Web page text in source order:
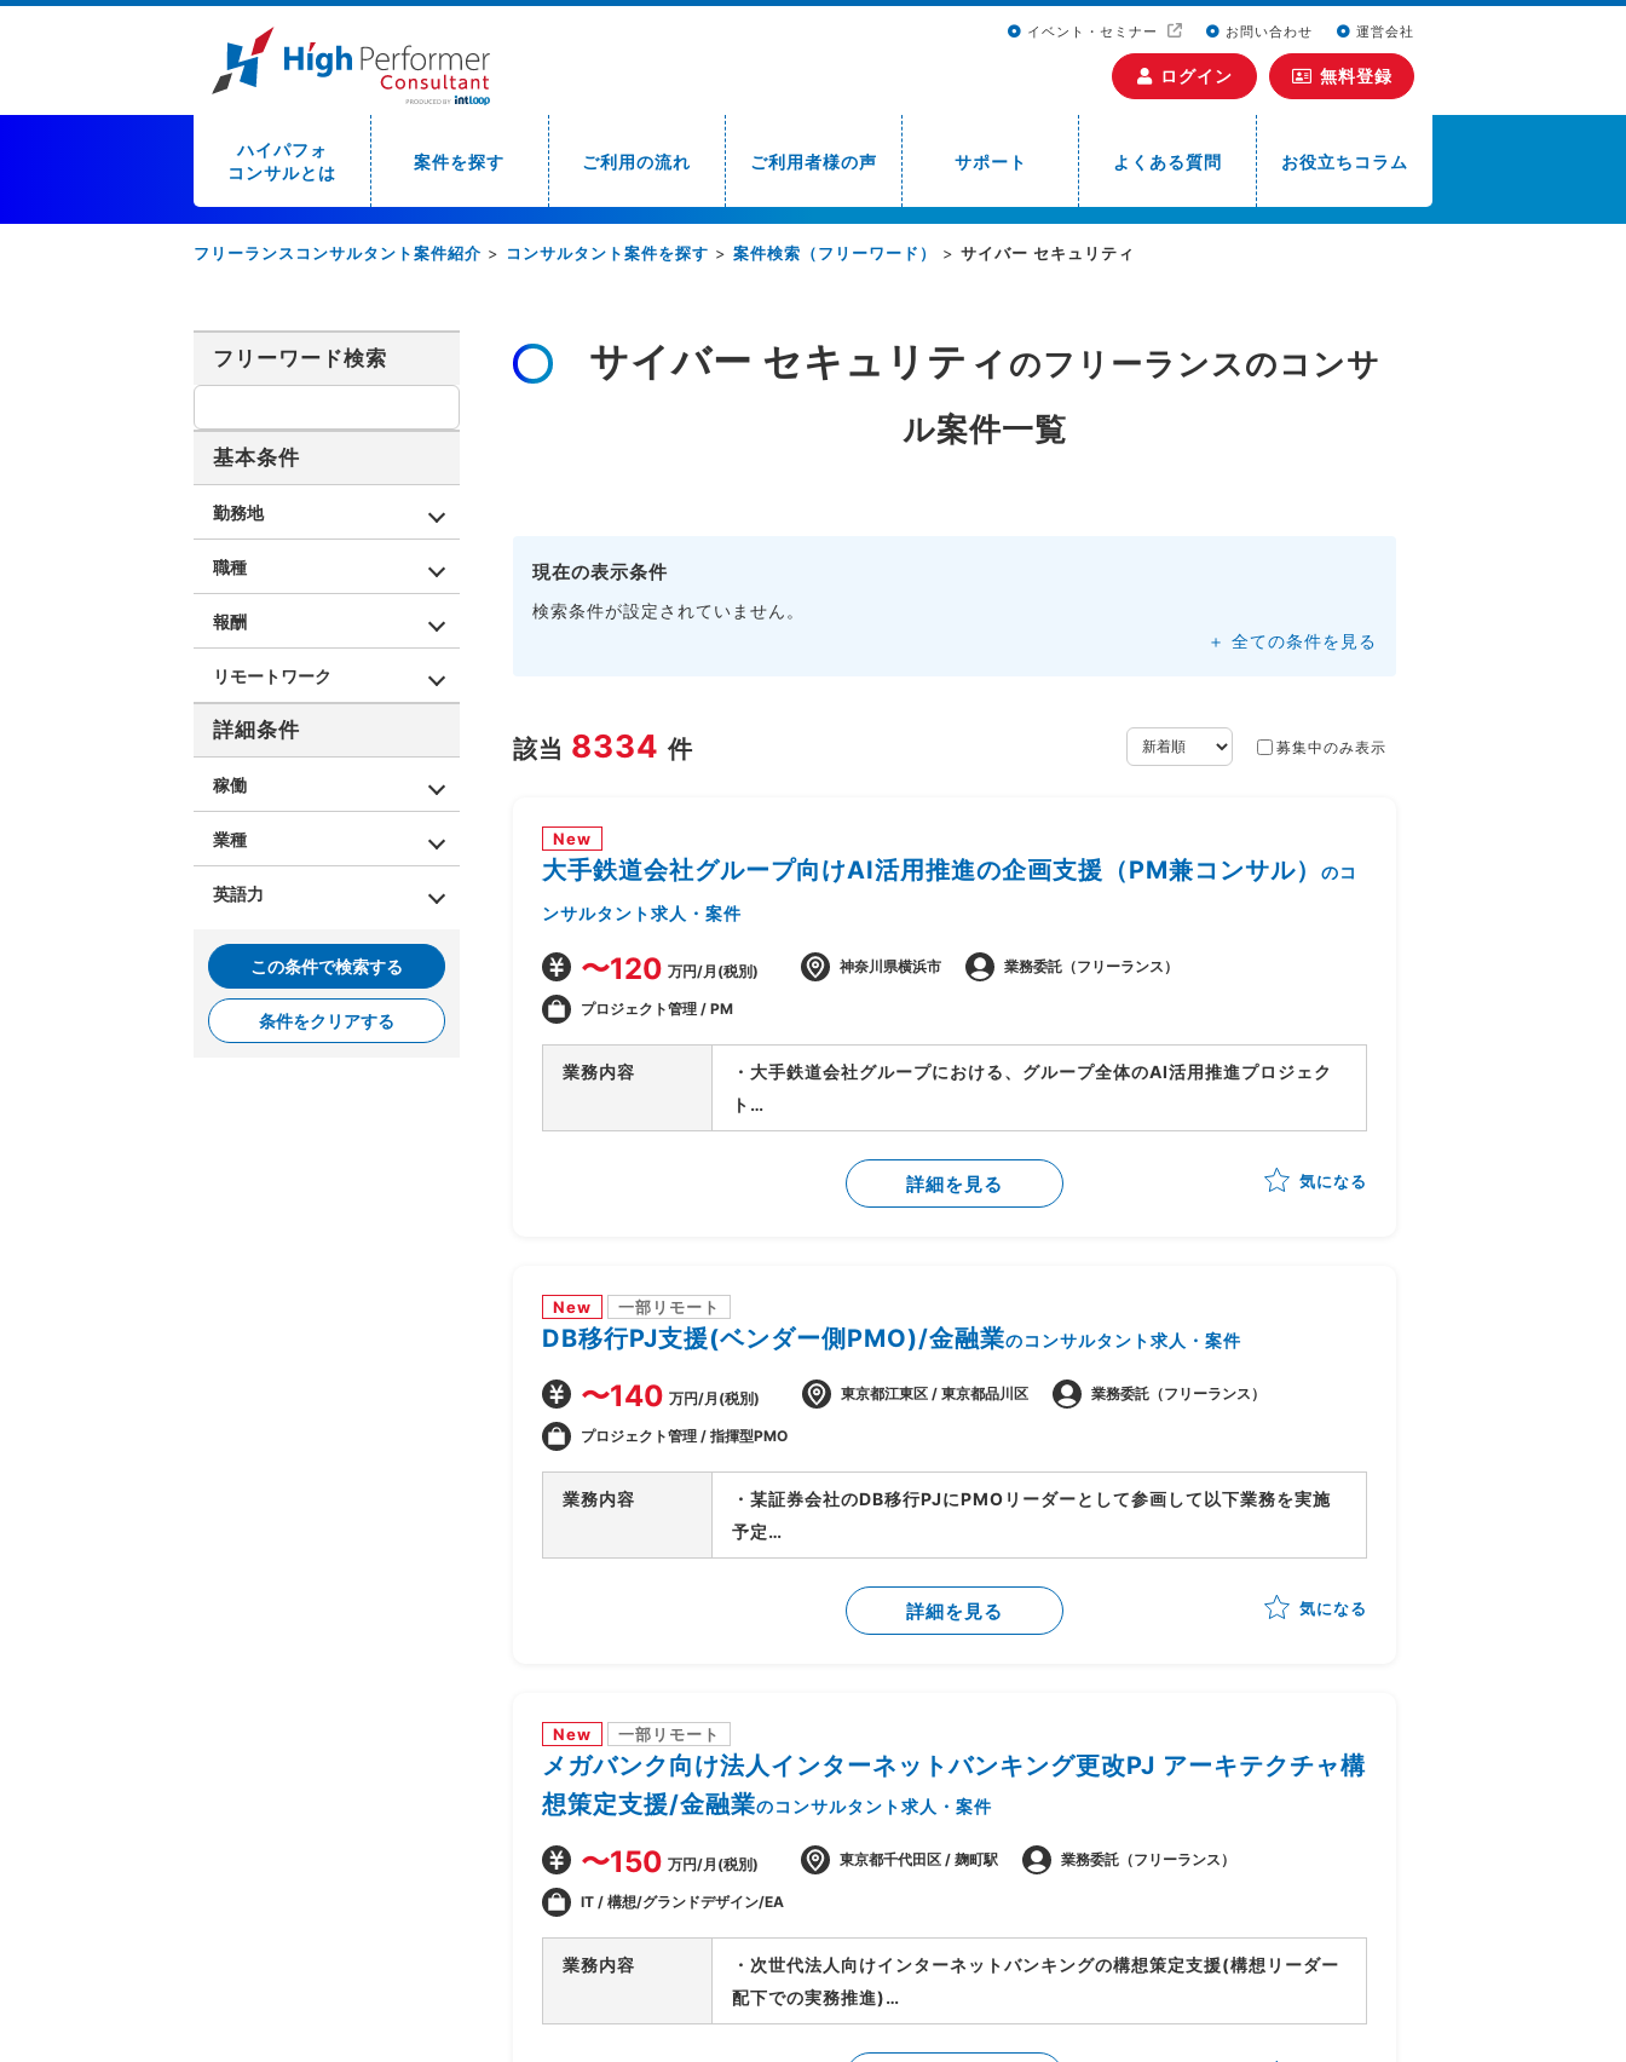
イベント・セミナー お問い合わせ 運営会社
ログイン 無料登録
ハイパフォ
コンサルとは
案件を探す ご利用の流れ ご利用者様の声 サポート よくある質問 お役立ちコラム
フリーランスコンサルタント案件紹介 > コンサルタント案件を探す > 案件検索（フリーワード） > サイバー セキュリティ
サイバー セキュリティ のフリーランスのコンサ
ル案件一覧
現在の表示条件
検索条件が設定されていません。
＋ 全ての条件を見る
該当 8334 件 募集中のみ表示
New
大手鉄道会社グループ向けAI活用推進の企画支援（PM兼コンサル）
のコ
ンサルタント求人・案件
〜120 万円/月(税別) 神奈川県横浜市 業務委託（フリーランス）
プロジェクト管理 / PM
業務内容
・大手鉄道会社グループにおける、グループ全体のAI活用推進プロジェク
ト
・要件が固まっていない段階から顧客に入り、業務プロセスの整理とAI活
用方針の設計を担当
・顧客の業務プロセスのヒアリング・可視化・整理
・後続フェーズに向けた要件整理と、開発チームへの引き継ぎ
詳細を見る 気になる
New 一部リモート
DB移行PJ支援(ベンダー側PMO)/金融業のコンサルタント求人・案件
〜140 万円/月(税別) 東京都江東区 / 東京都品川区 業務委託（フリーランス）
プロジェクト管理 / 指揮型PMO
業務内容
・某証券会社のDB移行PJにPMOリーダーとして参画して以下業務を実施
予定
-SAP ASE→DB2マイグレーションPJ全体の進捗管理/情報収集
-開発BP社の進捗状況/障害解消状況/移行対応状況の総合的な管理
-製造/単体/結合/総合テスト(3パラレル進行)の全体スケジュール管理
詳細を見る 気になる
New 一部リモート
メガバンク向け法人インターネットバンキング更改PJ アーキテクチャ構
想策定支援/金融業のコンサルタント求人・案件
〜150 万円/月(税別) 東京都千代田区 / 麹町駅 業務委託（フリーランス）
IT / 構想/グランドデザイン/EA
業務内容
・次世代法人向けインターネットバンキングの構想策定支援(構想リーダー
配下での実務推進)
・外部環境(全銀仕様/競合他社/AI等技術動向)を踏まえたあるべき業務姿の
フリーワード検索
基本条件
勤務地
職種
報酬
リモートワーク
詳細条件
稼働
業種
英語力
この条件で検索する
条件をクリアする